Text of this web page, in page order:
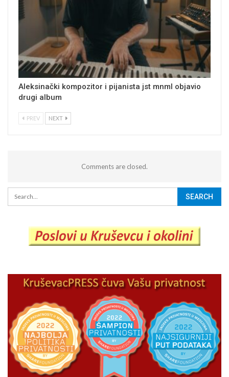
Aleksinački kompozitor i pijanista jst mnml objavio
drugi album
PREV NEXT
Comments are closed.